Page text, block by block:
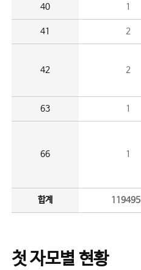
40 1
41 2
42 2
63 1
66 1
합계
첫 자모별 현황